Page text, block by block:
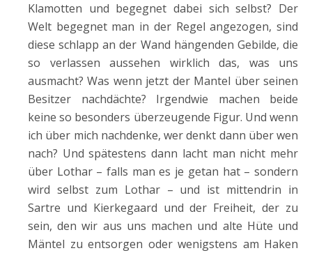
Klamotten und begegnet dabei sich selbst? Der
Welt begegnet man in der Regel angezogen, sind
diese schlapp an der Wand hängenden Gebilde, die
so verlassen aussehen wirklich das, was uns
ausmacht? Was wenn jetzt der Mantel über seinen
Besitzer nachdächte? Irgendwie machen beide
keine so besonders überzeugende Figur. Und wenn
ich über mich nachdenke, wer denkt dann über wen
nach? Und spätestens dann lacht man nicht mehr
über Lothar – falls man es je getan hat – sondern
wird selbst zum Lothar – und ist mittendrin in
Sartre und Kierkegaard und der Freiheit, der zu
sein, den wir aus uns machen und alte Hüte und
Mäntel zu entsorgen oder wenigstens am Haken